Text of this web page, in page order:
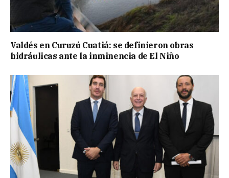
Valdés en Curuzú Cuatiá: se definieron obras
hidráulicas ante la inminencia de El Niño